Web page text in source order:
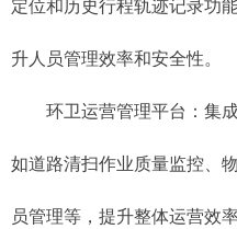
定位和历史行程轨迹记录功
升人员管理效率和安全性。
环卫运营管理平台：集成
如道路清扫作业质量监控、
员管理等，提升整体运营效率